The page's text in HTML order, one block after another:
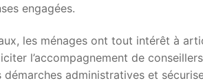
engagées.
les ménages ont tout intérêt à
l’accompagnement de
administratives et